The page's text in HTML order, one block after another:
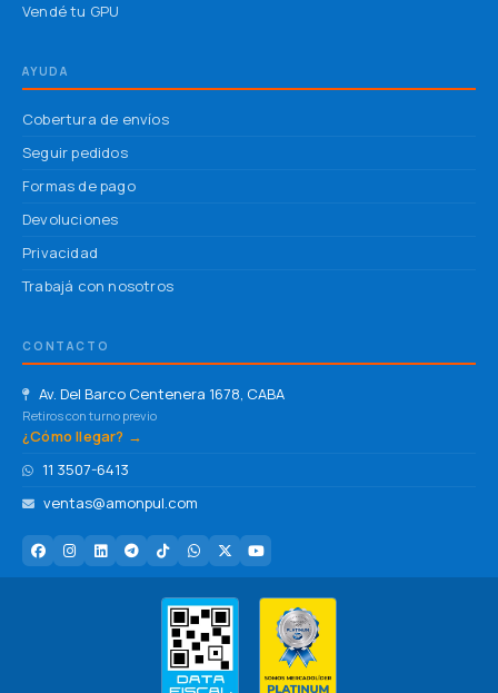
Vendé tu GPU
AYUDA
Cobertura de envíos
Seguir pedidos
Formas de pago
Devoluciones
Privacidad
Trabajá con nosotros
CONTACTO
Av. Del Barco Centenera 1678, CABA
Retiros con turno previo
¿Cómo llegar? →
11 3507-6413
ventas@amonpul.com